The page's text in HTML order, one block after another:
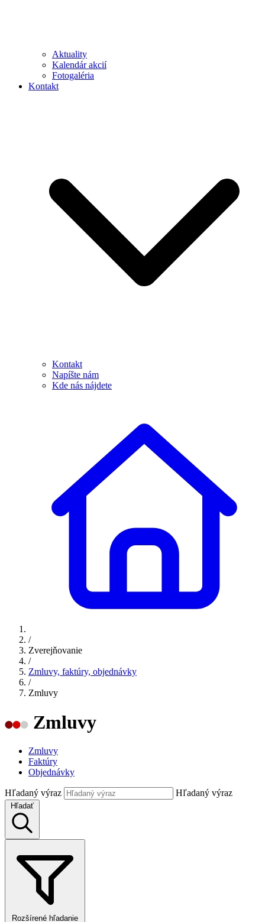
Aktuality
Kalendár akcií
Fotogaléria
Kontakt
Kontakt
Napíšte nám
Kde nás nájdete
/
Zverejňovanie
/
Zmluvy, faktúry, objednávky
/
Zmluvy
Zmluvy
Zmluvy
Faktúry
Objednávky
Hľadaný výraz Hľadaný výraz
Hľadať
Rozšírené hľadanie